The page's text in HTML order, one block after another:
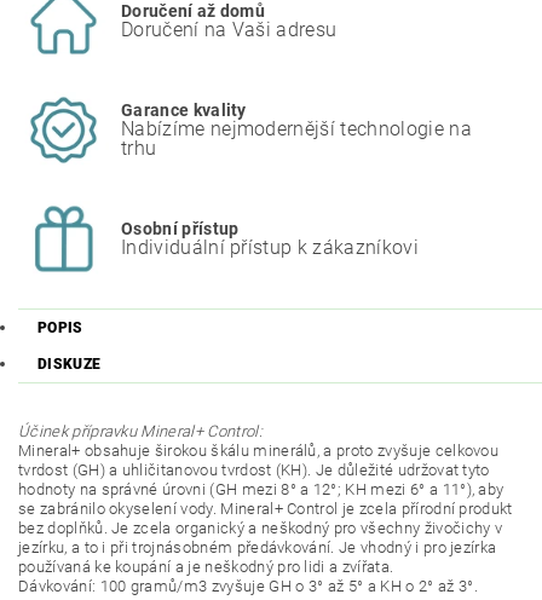
Doručení až domů
Doručení na Vaši adresu
Garance kvality
Nabízíme nejmodernější technologie na
trhu
Osobní přístup
Individuální přístup k zákazníkovi
POPIS
DISKUZE
Účinek přípravku Mineral+ Control:
Mineral+ obsahuje širokou škálu minerálů, a proto zvyšuje celkovou
tvrdost (GH) a uhličitanovou tvrdost (KH). Je důležité udržovat tyto
hodnoty na správné úrovni (GH mezi 8° a 12°; KH mezi 6° a 11°), aby
se zabránilo okyselení vody. Mineral+ Control je zcela přírodní produkt
bez doplňků. Je zcela organický a neškodný pro všechny živočichy v
jezírku, a to i při trojnásobném předávkování. Je vhodný i pro jezírka
používaná ke koupání a je neškodný pro lidi a zvířata.
Dávkování: 100 gramů/m3 zvyšuje GH o 3° až 5° a KH o 2° až 3°.